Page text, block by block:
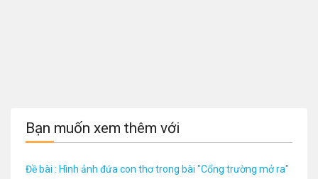
Bạn muốn xem thêm với
Đề bài : Hình ảnh đứa con thơ trong bài "Cổng trường mở ra"